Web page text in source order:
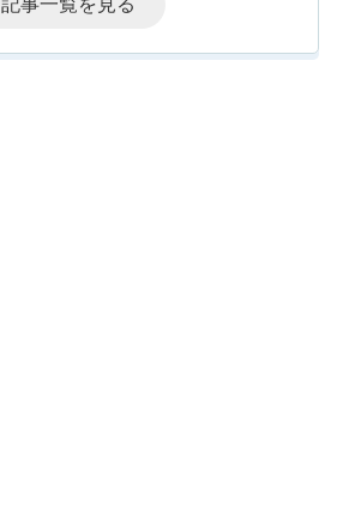
記事一覧を見る